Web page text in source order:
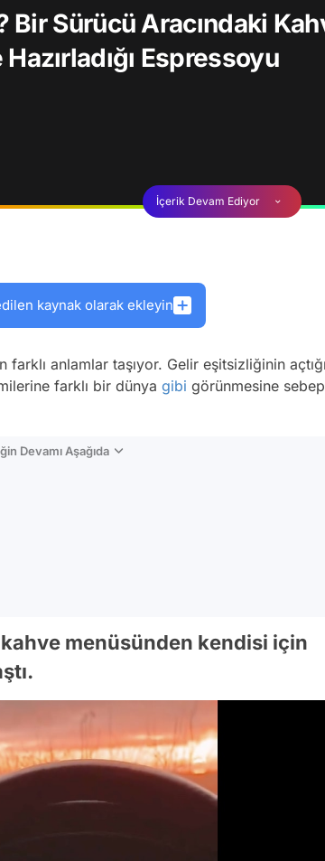
Bir Sürücü Aracındaki
Espressoyu
İçerik Devam Ediyor
kaynak olarak ekleyin
anlamlar taşıyor. Gelir eşitsizliğinin açtığı
farklı bir dünya gibi görünmesine sebep
Devamı Aşağıda
menüsünden kendisi için